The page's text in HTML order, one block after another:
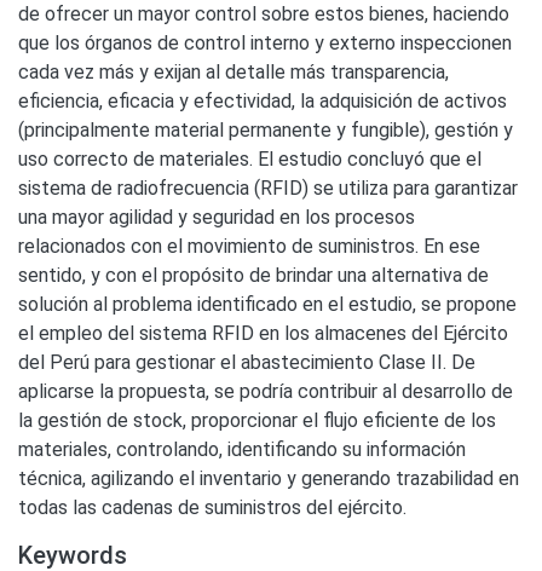
de ofrecer un mayor control sobre estos bienes, haciendo
que los órganos de control interno y externo inspeccionen
cada vez más y exijan al detalle más transparencia,
eficiencia, eficacia y efectividad, la adquisición de activos
(principalmente material permanente y fungible), gestión y
uso correcto de materiales. El estudio concluyó que el
sistema de radiofrecuencia (RFID) se utiliza para garantizar
una mayor agilidad y seguridad en los procesos
relacionados con el movimiento de suministros. En ese
sentido, y con el propósito de brindar una alternativa de
solución al problema identificado en el estudio, se propone
el empleo del sistema RFID en los almacenes del Ejército
del Perú para gestionar el abastecimiento Clase II. De
aplicarse la propuesta, se podría contribuir al desarrollo de
la gestión de stock, proporcionar el flujo eficiente de los
materiales, controlando, identificando su información
técnica, agilizando el inventario y generando trazabilidad en
todas las cadenas de suministros del ejército.
Keywords